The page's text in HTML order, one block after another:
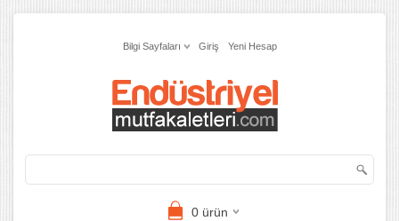
Bilgi Sayfaları Giriş Yeni Hesap
0ürün